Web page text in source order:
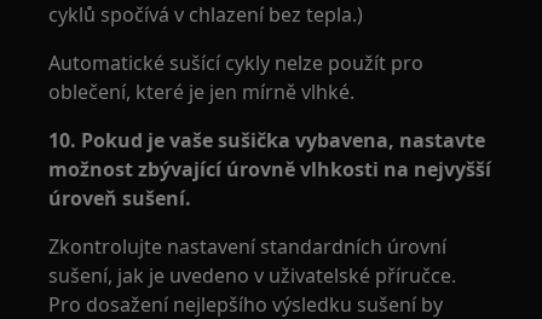
cyklů spočívá v chlazení bez tepla.)
Automatické sušící cykly nelze použít pro
oblečení, které je jen mírně vlhké.
10. Pokud je vaše sušička vybavena, nastavte
možnost zbývající úrovně vlhkosti na nejvyšší
úroveň sušení.
Zkontrolujte nastavení standardních úrovní
sušení, jak je uvedeno v uživatelské příručce.
Pro dosažení nejlepšího výsledku sušení by